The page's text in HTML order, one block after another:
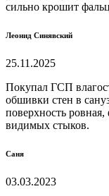
сильно крошит
Леонид Синявский
25.11.2025
Покупал ГСП
обшивки стен в
поверхность ровная,
видимых стыков.
Саня
03.03.2023